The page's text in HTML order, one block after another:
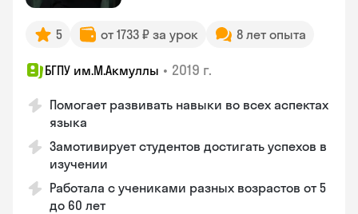
5 от 1733 ₽ за урок 8 лет опыта
БГПУ им.М.Акмуллы • 2019 г.
Помогает развивать навыки во всех аспектах
языка
Замотивирует студентов достигать успехов в
изучении
Работала с учениками разных возрастов от 5
до 60 лет